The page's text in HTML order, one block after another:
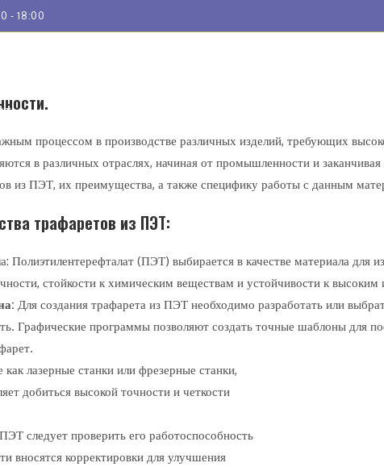
- 18:00
процессом в производстве различных изделий, требующих
в различных отраслях, начиная от промышленности и
из ПЭТ, их преимущества, а также специфику работы с данным
трафаретов из ПЭТ:
(ПЭТ) выбирается в качестве материала для
стойкости к химическим веществам и устойчивости к
Для создания трафарета из ПЭТ необходимо разработать или
Графические программы позволяют создать точные шаблоны для
лазерные станки или фрезерные станки,
добиться высокой точности и четкости
следует проверить его работоспособность
вносятся корректировки для улучшения